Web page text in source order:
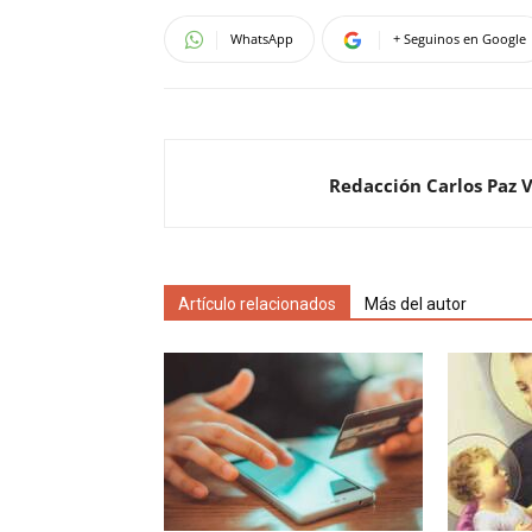
WhatsApp + Seguinos en Google
Redacción Carlos Paz
Artículo relacionados Más del autor